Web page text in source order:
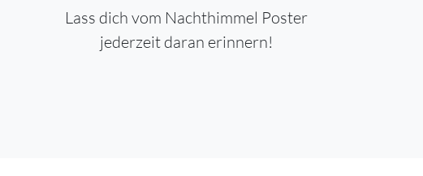
Lass dich vom Nachthimmel Poster
jederzeit daran erinnern!